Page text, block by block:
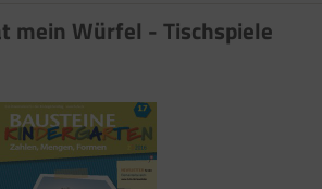
mein Würfel - Tischspiele